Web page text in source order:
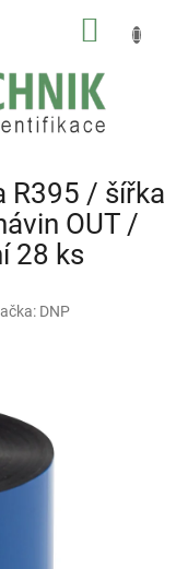
R395 / šířka
OUT /
28 ks
DNP